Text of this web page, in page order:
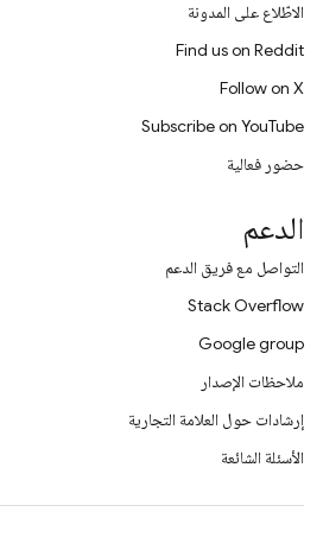
الاطّلاع على المدونة
Find us on Reddit
Follow on X
Subscribe on YouTube
حضور فعالية
الدعم
التواصل مع فريق الدعم
Stack Overflow
Google group
ملاحظات الإصدار
إرشادات حول العلامة التجارية
الأسئلة الشائعة